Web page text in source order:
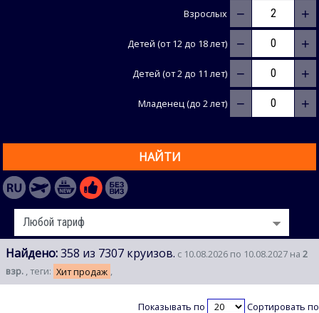
Взрослых − +
Детей (от 12 до 18 лет) − +
Детей (от 2 до 11 лет) − +
Младенец (до 2 лет) − +
НАЙТИ
Найдено:358 из 7307 круизов. с 10.08.2026 по 10.08.2027 на 2
взр. , теги: Хит продаж ,
Показывать по Сортировать по